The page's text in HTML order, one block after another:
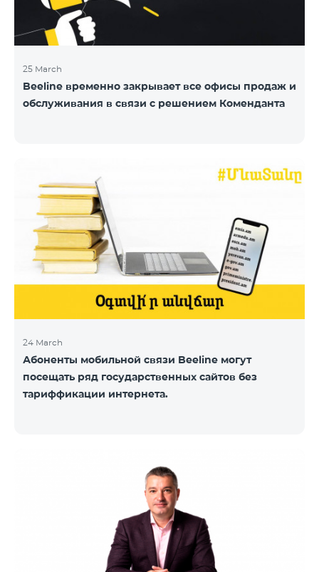
25 March
Beeline временно закрывает все офисы продаж и
обслуживания в связи с решением Коменданта
24 March
Абоненты мобильной связи Beeline могут
посещать ряд государственных сайтов без
тариффикации интернета.